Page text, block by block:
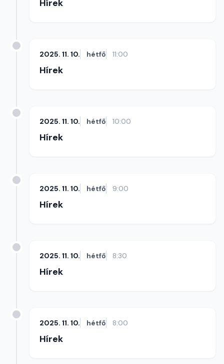
Hírek
2025. 11. 10. hétfő 11:00
Hírek
2025. 11. 10. hétfő 10:00
Hírek
2025. 11. 10. hétfő 9:00
Hírek
2025. 11. 10. hétfő 8:30
Hírek
2025. 11. 10. hétfő 8:00
Hírek